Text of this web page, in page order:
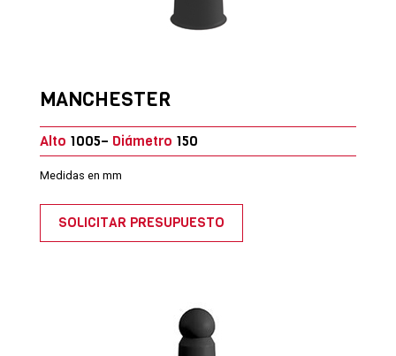
MANCHESTER
Alto 1005– Diámetro 150
Medidas en mm
SOLICITAR PRESUPUESTO